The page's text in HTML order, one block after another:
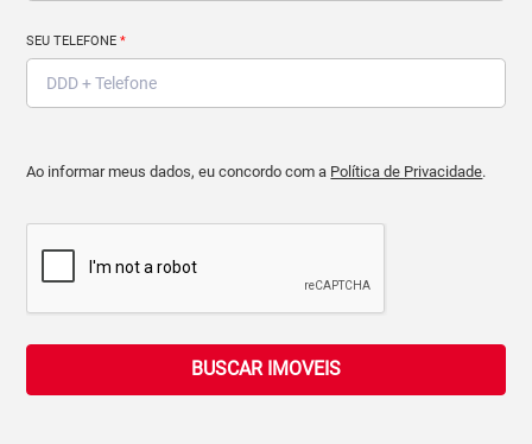
SEU TELEFONE*
Ao informar meus dados, eu concordo com a Política de Privacidade.
BUSCAR IMOVEIS